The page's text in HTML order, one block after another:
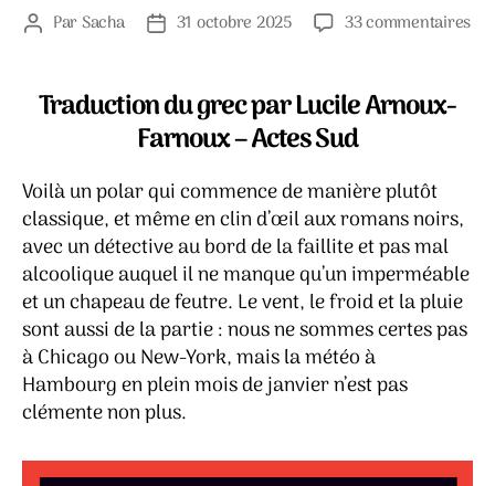
Auteur
ParSacha
Date31 octobre 2025 33 commentairessur
Traduction du grec par Lucile Arnoux-
Farnoux – Actes Sud
Voilà un polar qui commence de manière plutôt
classique, et même en clin d’œil aux romans noirs,
avec un détective au bord de la faillite et pas mal
alcoolique auquel il ne manque qu’un imperméable
et un chapeau de feutre. Le vent, le froid et la pluie
sont aussi de la partie : nous ne sommes certes pas
à Chicago ou New-York, mais la météo à
Hambourg en plein mois de janvier n’est pas
clémente non plus.